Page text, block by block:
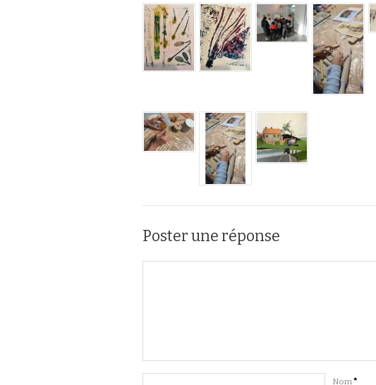
Poster une réponse
Nom*